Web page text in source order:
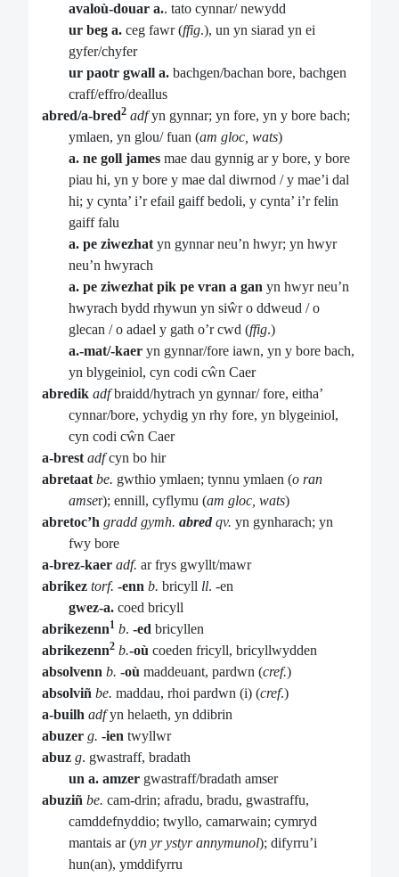
avaloù-douar a.. tato cynnar/ newydd
ur beg a. ceg fawr (ffig.), un yn siarad yn ei
gyfer/chyfer
ur paotr gwall a. bachgen/bachan bore, bachgen
craff/effro/deallus
abred/a-bred2 adfyn gynnar; yn fore, yn y bore bach;
ymlaen, yn glou/ fuan (am gloc, wats)
a. ne goll james mae dau gynnig ar y bore, y bore
piau hi, yn y bore y mae dal diwrnod / y mae’i dal
hi; y cynta’ i’r efail gaiff bedoli, y cynta’ i’r felin
gaiff falu
a. pe ziwezhat yn gynnar neu’n hwyr; yn hwyr
neu’n hwyrach
a. pe ziwezhat pik pe vran a gan yn hwyr neu’n
hwyrach bydd rhywun yn siŵr o ddweud / o
glecan / o adael y gath o’r cwd (ffig.)
a.-mat/-kaer yn gynnar/fore iawn, yn y bore bach,
yn blygeiniol, cyn codi cŵn Caer
abredik adfbraidd/hytrach yn gynnar/ fore, eitha’
cynnar/bore, ychydig yn rhy fore, yn blygeiniol,
cyn codi cŵn Caer
a-brest adfcyn bo hir
abretaat be. gwthio ymlaen; tynnu ymlaen (o ran
amser); ennill, cyflymu (am gloc, wats)
abretoc’h gradd gymh. abredqv. yn gynharach; yn
fwy bore
a-brez-kaer adf. ar frys gwyllt/mawr
abrikez torf. -enn b. bricyll ll. -en
gwez-a. coed bricyll
abrikezenn1 b. -ed bricyllen
abrikezenn2 b.-où coeden fricyll, bricyllwydden
absolvenn b. -où maddeuant, pardwn (cref.)
absolviñ be. maddau, rhoi pardwn (i) (cref.)
a-builh adfyn helaeth, yn ddibrin
abuzer g. -ien twyllwr
abuz g. gwastraff, bradath
un a. amzer gwastraff/bradath amser
abuziñ be. cam-drin; afradu, bradu, gwastraffu,
camddefnyddio; twyllo, camarwain; cymryd
mantais ar (yn yr ystyr annymunol); difyrru’i
hun(an), ymddifyrru